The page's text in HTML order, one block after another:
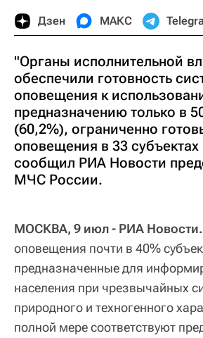
Дзен МАКС
"Органы исполнительной
обеспечили готовность
оповещения к
предназначению только в
(60,2%), ограниченно
оповещения в 33
сообщил РИА Новости
МЧС России.
МОСКВА, 9 июл - РИА Новости.
оповещения почти в 40%
предназначенные для
населения при чрезвычайных
природного и техногенного
полной мере соответствуют